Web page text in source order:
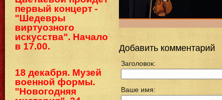
первый концерт -
"Шедевры
виртуозного
искусства". Начало
в 17.00.
18 декабря. Музей
военной формы.
"Новогодняя
Добавить комментарий
Заголовок:
Ваше имя: